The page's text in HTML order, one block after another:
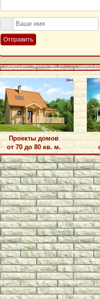
Отправить
Проекты домов
от 70 до 80 кв. м.